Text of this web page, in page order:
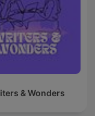
& Wonders